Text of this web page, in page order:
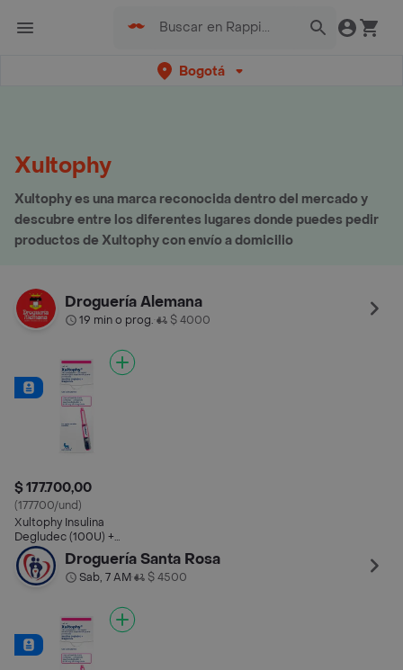
Bogotá
Xultophy
Xultophy es una marca reconocida dentro del mercado y
descubre entre los diferentes lugares donde puedes pedir
productos de Xultophy con envío a domicilio
Droguería Alemana
19 min o prog.• $ 4000
$ 177.700,00
(177700/und)
Xultophy Insulina
Degludec (100U) +
Liraglutida (3.6 mg)
300 Und
Droguería Santa Rosa
Sab, 7 AM• $ 4500